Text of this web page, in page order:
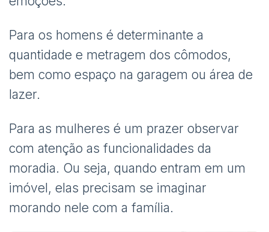
Para os homens é determinante a
quantidade e metragem dos cômodos,
bem como espaço na garagem ou área de
lazer.
Para as mulheres é um prazer observar
com atenção as funcionalidades da
moradia. Ou seja, quando entram em um
imóvel, elas precisam se imaginar
morando nele com a família.